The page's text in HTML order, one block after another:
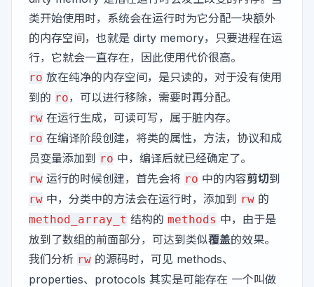
类开始使用时，系统会在运行时为它分配一块额外
的内存空间，也就是 dirty memory，只要进程在运
行，它就会一直存在，因此使用代价很高。
ro 放在纯净的内存空间，是只读的，对于没有使用
到的 ro，可以进行移除，需要时再分配。
rw 在运行生成，可读可写，属于脏内存。
ro 在编译阶段创建，将类的属性，方法，协议和成
员变量添加到 ro 中，编译后就已经确定了。
rw 运行的时候创建，首先会将 ro 中的内容剪切到
rw 中，分类中的方法会在运行时，添加到 rw 的
method_array_t 结构的 methods 中，由于是
放到了数组的前面部分，可达到类似覆盖的效果。
我们分析 rw 的源码时，可见 methods、
properties、protocols 其实是可能存在 一个叫做